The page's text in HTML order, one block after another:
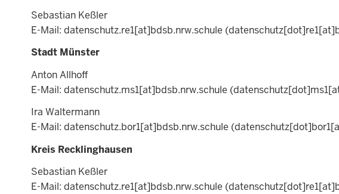
Sebastian Keßler
E-Mail: datenschutz.re1[at]bdsb.nrw.schule
Stadt Münster
Anton Allhoff
E-Mail: datenschutz.ms1[at]bdsb.nrw.schule
Ira Waltermann
E-Mail: datenschutz.bor1[at]bdsb.nrw.schule
Kreis Recklinghausen
Sebastian Keßler
E-Mail: datenschutz.re1[at]bdsb.nrw.schule